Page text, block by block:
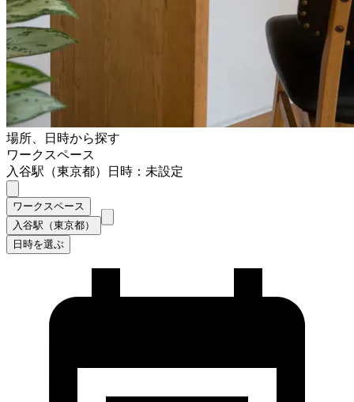
場所、日時から探す
ワークスペース
入谷駅（東京都）
日時：未設定
ワークスペース
入谷駅（東京都）
日時を選ぶ